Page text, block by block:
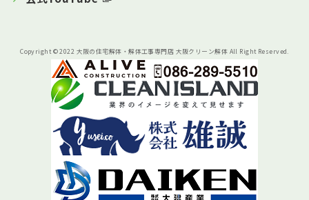
Copyright © 2022 大阪の住宅解体・解体工事専門店 大阪クリーン解体 All Right Reserved.